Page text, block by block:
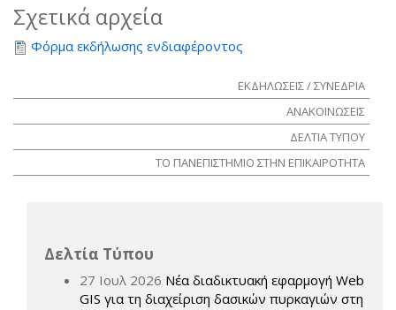
Σχετικά αρχεία
Φόρμα εκδήλωσης ενδιαφέροντος
ΕΚΔΗΛΩΣΕΙΣ / ΣΥΝΕΔΡΙΑ
ΑΝΑΚΟΙΝΩΣΕΙΣ
ΔΕΛΤΙΑ ΤΥΠΟΥ
ΤΟ ΠΑΝΕΠΙΣΤΗΜΙΟ ΣΤΗΝ ΕΠΙΚΑΙΡΟΤΗΤΑ
Δελτία Τύπου
27 Ιουλ 2026 Νέα διαδικτυακή εφαρμογή Web
GIS για τη διαχείριση δασικών πυρκαγιών στη